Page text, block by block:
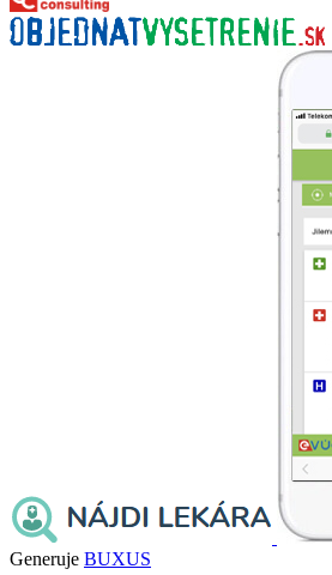
Generuje BUXUS